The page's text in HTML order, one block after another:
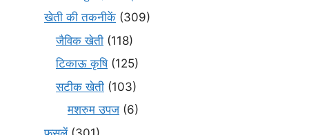
खेती की तकनीकें (309)
जैविक खेती (118)
टिकाऊ कृषि(125)
सटीक खेती (103)
मशरुम उपज (6)